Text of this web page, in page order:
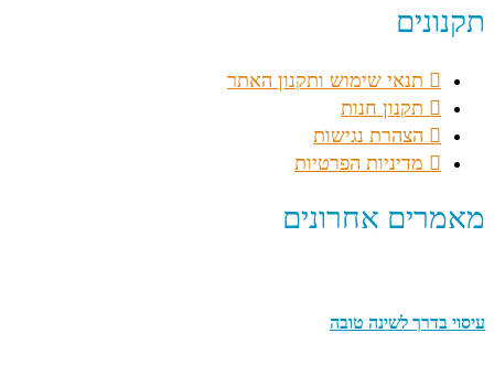
תקנונים
תנאי שימוש ותקנון האתר
תקנון חנות
הצהרת נגישות
מדיניות הפרטיות
מאמרים אחרונים
עיסוי בדרך לשינה טובה